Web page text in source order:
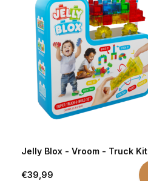
Jelly Blox - Vroom - Truck Kit
€39,99